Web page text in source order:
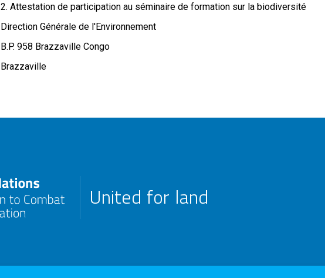
2. Attestation de participation au séminaire de formation sur la biodiversité
Direction Générale de l'Environnement
B.P. 958 Brazzaville Congo
Brazzaville
United for land